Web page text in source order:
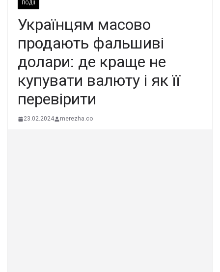
ПОДІЇ
Українцям масово
продають фальшиві
долари: де краще не
купувати валюту і як її
перевірити
23.02.2024 merezha.co